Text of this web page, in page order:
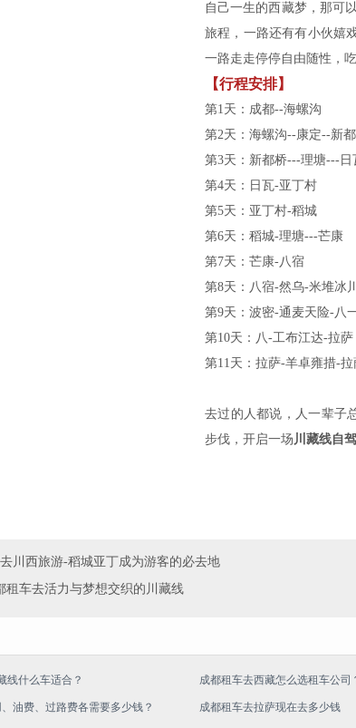
自己一生的西藏梦，那可
旅程，一路还有有小伙嬉
一路走走停停自由随性，
【行程安排】
第1天：成都--海螺沟
第2天：海螺沟--康定--新
第3天：新都桥---理塘---日
第4天：日瓦-亚丁村
第5天：亚丁村-稻城
第6天：稻城-理塘---芒康
第7天：芒康-八宿
第8天：八宿-然乌-米堆冰
第9天：波密-通麦天险-八
第10天：八-工布江达-拉萨
第11天：拉萨-羊卓雍措-拉
去过的人都说，人一辈子
步伐，开启一场 川藏线自驾
川西旅游-稻城亚丁成为游客的必去地
租车去活力与梦想交织的川藏线
线什么车适合？ 成都租车去西藏怎么选租车公司
油费、过路费各需要多少钱？ 成都租车去拉萨现在去多少钱